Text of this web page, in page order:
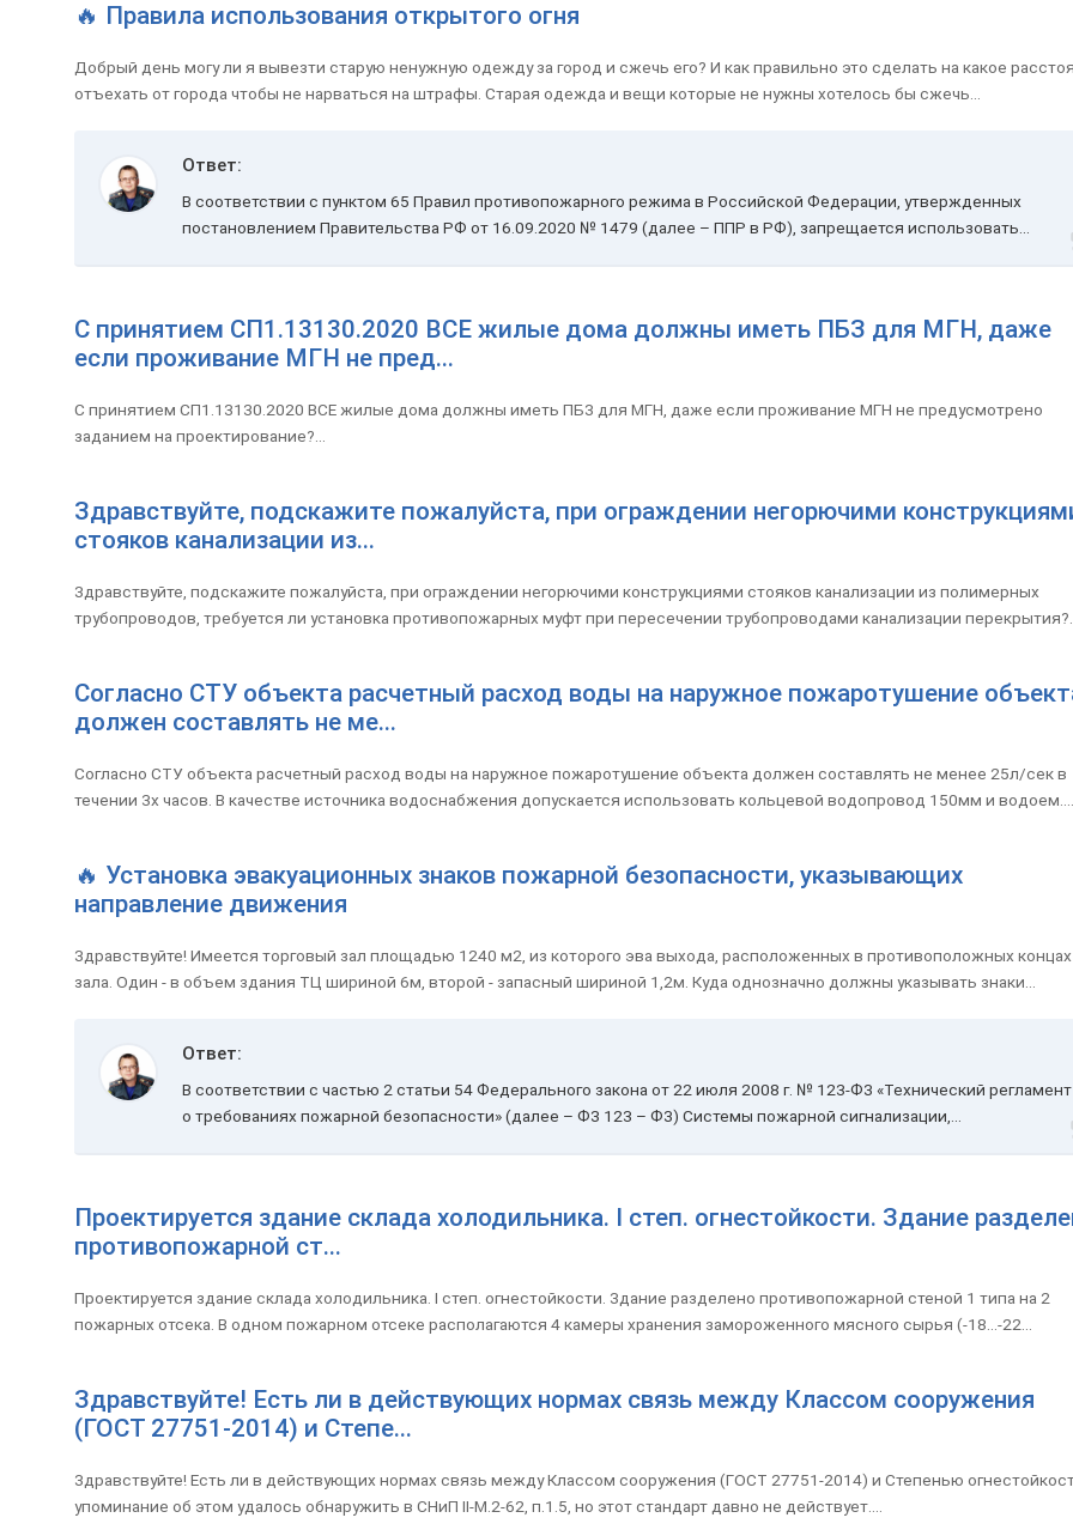
🔥 Правила использования открытого огня
Добрый день могу ли я вывезти старую ненужную одежду за город и сжечь его? И как правильно это сделать на какое
отъехать от города чтобы не нарваться на штрафы. Старая одежда и вещи которые не нужны хотелось бы сжечь...
Ответ:
В соответствии с пунктом 65 Правил противопожарного режима в Российской Федерации, утвержденных
постановлением Правительства РФ от 16.09.2020 № 1479 (далее – ППР в РФ), запрещается использовать...
С принятием СП1.13130.2020 ВСЕ жилые дома должны иметь ПБЗ для МГН, даже
если проживание МГН не пред...
С принятием СП1.13130.2020 ВСЕ жилые дома должны иметь ПБЗ для МГН, даже если проживание МГН не предусмотрено
заданием на проектирование?...
Здравствуйте, подскажите пожалуйста, при ограждении негорючими
стояков канализации из...
Здравствуйте, подскажите пожалуйста, при ограждении негорючими конструкциями стояков канализации из полимерных
трубопроводов, требуется ли установка противопожарных муфт при пересечении трубопроводами канализации
Согласно СТУ объекта расчетный расход воды на наружное пожаротушение
должен составлять не ме...
Согласно СТУ объекта расчетный расход воды на наружное пожаротушение объекта должен составлять не менее 25л/сек в
течении 3х часов. В качестве источника водоснабжения допускается использовать кольцевой водопровод 150мм и водоем....
🔥 Установка эвакуационных знаков пожарной безопасности, указывающих
направление движения
Здравствуйте! Имеется торговый зал площадью 1240 м2, из которого эва выхода, расположенных в противоположных концах
зала. Один - в объем здания ТЦ шириной 6м, второй - запасный шириной 1,2м. Куда однозначно должны указывать знаки...
Ответ:
В соответствии с частью 2 статьи 54 Федерального закона от 22 июля 2008 г. № 123-ФЗ «Технический регламент
о требованиях пожарной безопасности» (далее – ФЗ 123 – ФЗ) Системы пожарной сигнализации,...
Проектируется здание склада холодильника. I степ. огнестойкости. Здание
противопожарной ст...
Проектируется здание склада холодильника. I степ. огнестойкости. Здание разделено противопожарной стеной 1 типа на 2
пожарных отсека. В одном пожарном отсеке располагаются 4 камеры хранения замороженного мясного сырья (-18...-22...
Здравствуйте! Есть ли в действующих нормах связь между Классом сооружения
(ГОСТ 27751-2014) и Степе...
Здравствуйте! Есть ли в действующих нормах связь между Классом сооружения (ГОСТ 27751-2014) и Степенью
упоминание об этом удалось обнаружить в СНиП II-М.2-62, п.1.5, но этот стандарт давно не действует....